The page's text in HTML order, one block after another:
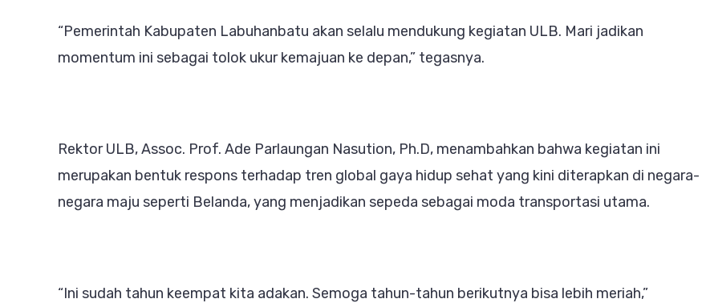
“Pemerintah Kabupaten Labuhanbatu akan selalu mendukung kegiatan ULB. Mari jadikan
momentum ini sebagai tolok ukur kemajuan ke depan,” tegasnya.
Rektor ULB, Assoc. Prof. Ade Parlaungan Nasution, Ph.D, menambahkan bahwa kegiatan ini
merupakan bentuk respons terhadap tren global gaya hidup sehat yang kini diterapkan di negara-
negara maju seperti Belanda, yang menjadikan sepeda sebagai moda transportasi utama.
“Ini sudah tahun keempat kita adakan. Semoga tahun-tahun berikutnya bisa lebih meriah,”